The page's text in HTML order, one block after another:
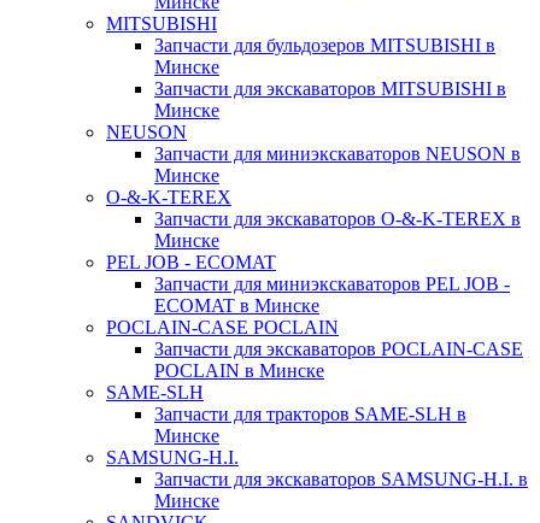
MITSUBISHI
Запчасти для бульдозеров MITSUBISHI в
Минске
Запчасти для экскаваторов MITSUBISHI в
Минске
NEUSON
Запчасти для миниэкскаваторов NEUSON в
Минске
O-&-K-TEREX
Запчасти для экскаваторов O-&-K-TEREX в
Минске
PEL JOB - ECOMAT
Запчасти для миниэкскаваторов PEL JOB -
ECOMAT в Минске
POCLAIN-CASE POCLAIN
Запчасти для экскаваторов POCLAIN-CASE
POCLAIN в Минске
SAME-SLH
Запчасти для тракторов SAME-SLH в
Минске
SAMSUNG-H.I.
Запчасти для экскаваторов SAMSUNG-H.I. в
Минске